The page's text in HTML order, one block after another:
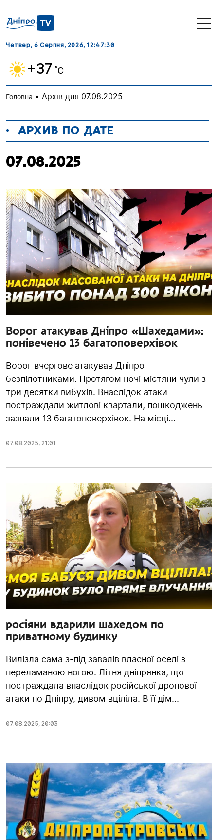
Четвер, 6 Серпня, 2026, 12:47:31
+37 ˚C
Головна • Архів для 07.08.2025
АРХИВ ПО ДАТЕ
07.08.2025
Ворог атакував Дніпро «Шахедами»:
понівечено 13 багатоповерхівок
Ворог вчергове атакував Дніпро
безпілотниками. Протягом ночі містяни чули з
три десятки вибухів. Внаслідок атаки
постраждали житлові квартали, пошкоджень
зазнали 13 багатоповерхівок. На місці...
07.08.2025, 21:01
росіяни вдарили шахедом по
приватному будинку
Вилізла сама з-під завалів власної оселі з
переламаною ногою. Літня дніпрянка, що
постраждала внаслідок російської дронової
атаки по Дніпру, дивом вціліла. В її дім...
07.08.2025, 20:03